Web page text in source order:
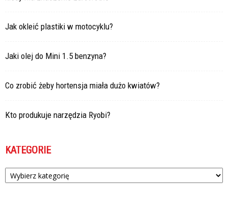
Jak okleić plastiki w motocyklu?
Jaki olej do Mini 1.5 benzyna?
Co zrobić żeby hortensja miała dużo kwiatów?
Kto produkuje narzędzia Ryobi?
KATEGORIE
Kategorie